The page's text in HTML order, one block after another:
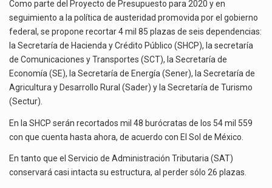
El gobierno de Estados Unidos anunciará un arancel del 15 % sobre los productos fabricados…
El Departamento de Agricultura de Estados Unidos (USDA) suspendió el 5 de agosto de 2026…
DE
4
MIL
PLAZAS
SEIS
SECRETARÍAS
Como parte del Proyecto de Presupuesto para 2020 y en
seguimiento a la política de austeridad promovida por el gobierno
federal, se propone recortar 4 mil 85 plazas de seis dependencias:
la Secretaría de Hacienda y Crédito Público (SHCP), la secretaría
de Comunicaciones y Transportes (SCT), la Secretaría de
Economía (SE), la Secretaría de Energía (Sener), la Secretaría de
Agricultura y Desarrollo Rural (Sader) y la Secretaría de Turismo
(Sectur).
En la SHCP serán recortados mil 48 burócratas de los 54 mil 559
con que cuenta hasta ahora, de acuerdo con El Sol de México.
En tanto que el Servicio de Administración Tributaria (SAT)
conservará casi intacta su estructura, al perder sólo 26 plazas.